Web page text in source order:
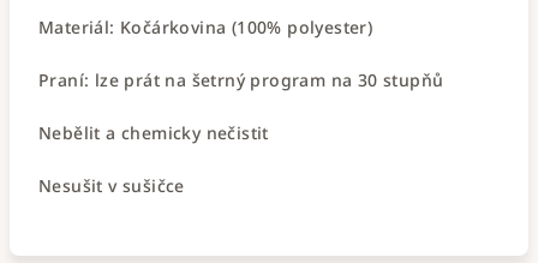
Materiál: Kočárkovina (100% polyester)
Praní: lze prát na šetrný program na 30 stupňů
Nebělit a chemicky nečistit
Nesušit v sušičce